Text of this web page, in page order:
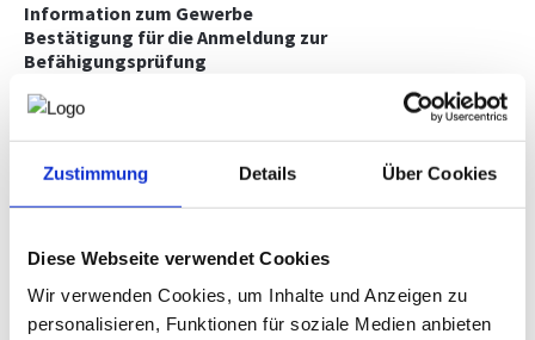
Zustimmung Details Über Cookies
Diese Webseite verwendet Cookies
Wir verwenden Cookies, um Inhalte und Anzeigen zu
personalisieren, Funktionen für soziale Medien anbieten
Information zum Gewerbe
Bestätigung für die Anmeldung zur
Befähigungsprüfung
Wirtschaftskammer-Platz 1, 3100 St. Pölten
WIFI Niederösterreich
T 02742 851 20000
kundenservice@noe.wifi.at